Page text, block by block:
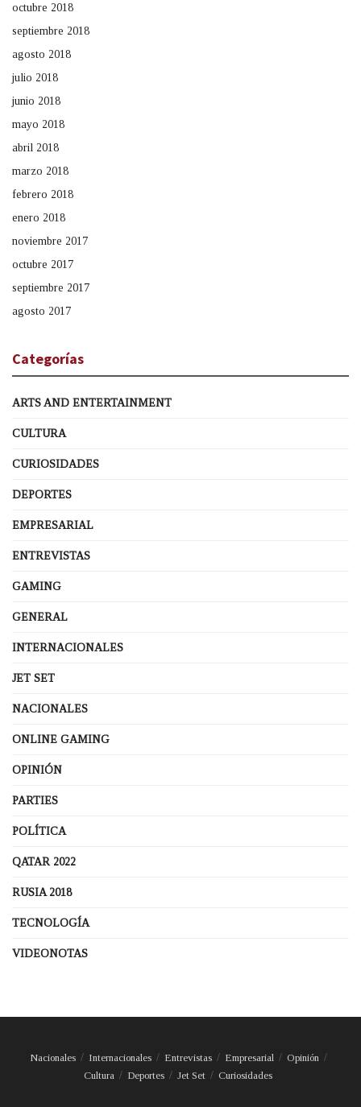
octubre 2018
septiembre 2018
agosto 2018
julio 2018
junio 2018
mayo 2018
abril 2018
marzo 2018
febrero 2018
enero 2018
noviembre 2017
octubre 2017
septiembre 2017
agosto 2017
Categorías
ARTS AND ENTERTAINMENT
CULTURA
CURIOSIDADES
DEPORTES
EMPRESARIAL
ENTREVISTAS
GAMING
GENERAL
INTERNACIONALES
JET SET
NACIONALES
ONLINE GAMING
OPINIÓN
PARTIES
POLÍTICA
QATAR 2022
RUSIA 2018
TECNOLOGÍA
VIDEONOTAS
Nacionales Internacionales Entrevistas Empresarial
Opinión
Cultura
Deportes Jet Set Curiosidades